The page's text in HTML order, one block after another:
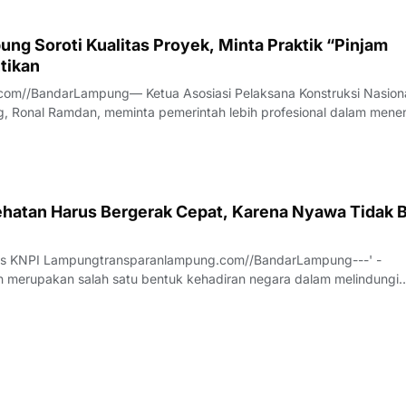
Soroti Kualitas Proyek, Minta Praktik “Pinjam
BandarLampung— Ketua Asosiasi Pelaksana Konstruksi
Ronal Ramdan, meminta pemerintah lebih profesional dalam
proyek konstruksi.Hal itu disampaikan Ronal saat diwawancarai tim
Harus Bergerak Cepat, Karena Nyawa Tidak
KNPI Lampungtransparanlampung.com//BandarLampung---' -
merupakan salah satu bentuk kehadiran negara dalam melindungi
perkembangan teknologi dan meningkatnya ekspektasi